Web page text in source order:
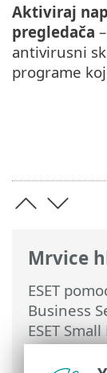
Mrvice
ESET
Business
ESET
Aktiviraj
pregledača
antivirusni
programe